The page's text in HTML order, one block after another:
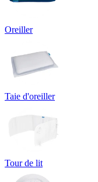
Oreiller
Taie d'oreiller
Tour de lit